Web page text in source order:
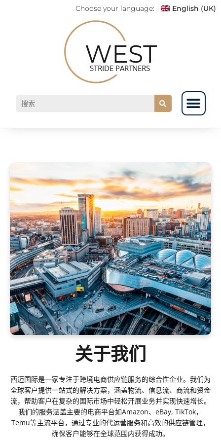
Choose your language: English (UK)
关于我们
西迈国际是一家专注于跨境电商供应链服务的综合性企业。我们为
全球客户提供一站式的解决方案，涵盖物流、信息流、商流和资金
流，帮助客户在复杂的国际市场中轻松开展业务并实现快速增长。
我们的服务涵盖主要的电商平台如Amazon、eBay, TikTok，
Temu等主流平台，通过专业的代运营服务和高效的供应链管理，
确保客户能够在全球范围内获得成功。